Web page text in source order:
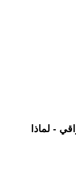
- لماذا